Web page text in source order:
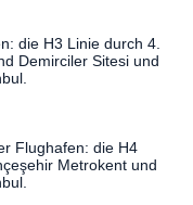
die H3 Linie durch 4.
Demirciler Sitesi und
Flughafen: die H4
Metrokent und